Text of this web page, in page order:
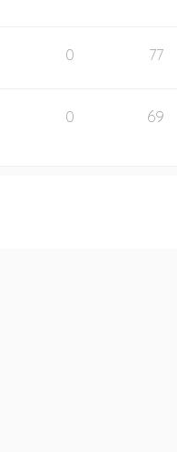
0 77
0 69